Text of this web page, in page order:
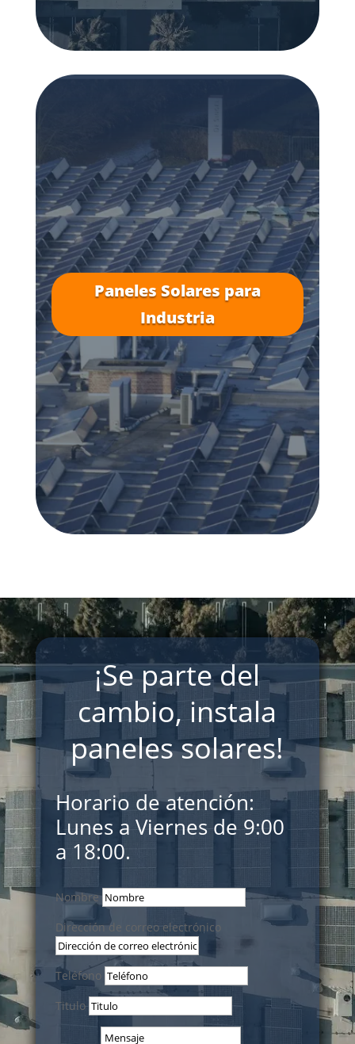
Paneles Solares para
Industria
¡Se parte del
cambio, instala
paneles solares!
Horario de atención:
Lunes a Viernes de 9:00
a 18:00.
Nombre
Dirección de correo electrónico
Teléfono
Titulo